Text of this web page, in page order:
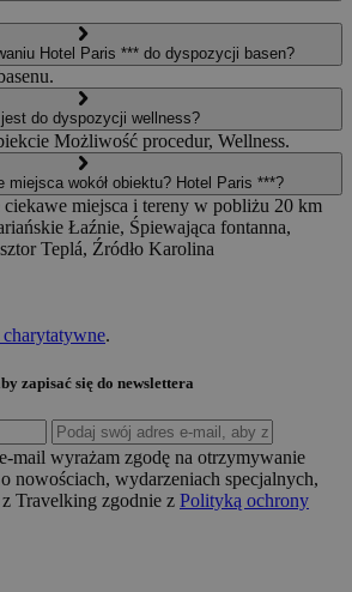
Hotel Paris *** do dyspozycji basen?
do dyspozycji wellness?
Możliwość procedur, Wellness.
miejsca wokół obiektu? Hotel Paris ***?
miejsca i tereny w pobliżu 20 km
Łaźnie, Śpiewająca fontanna,
Teplá, Źródło Karolina
.
zapisać się do newslettera
mail wyrażam zgodę na otrzymywanie
nowościach, wydarzeniach specjalnych,
Travelking zgodnie z Polityką ochrony